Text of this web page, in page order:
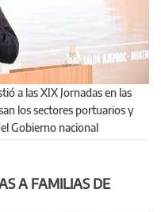
los sectores portuarios y
Gobierno nacional
A FAMILIAS DE